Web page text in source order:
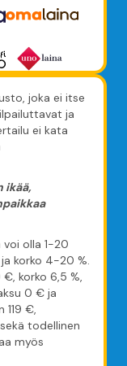
joka ei itse
ja
ei kata
ikää,
voi olla 1-20
korko 4-20 %.
korko 6,5 %,
0 € ja
€,
todellinen
myös